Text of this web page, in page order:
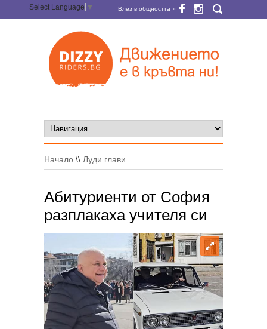
Select Language ▼ Влез в общността »
Начало \\ Луди глави
Абитуриенти от София
разплакаха учителя си